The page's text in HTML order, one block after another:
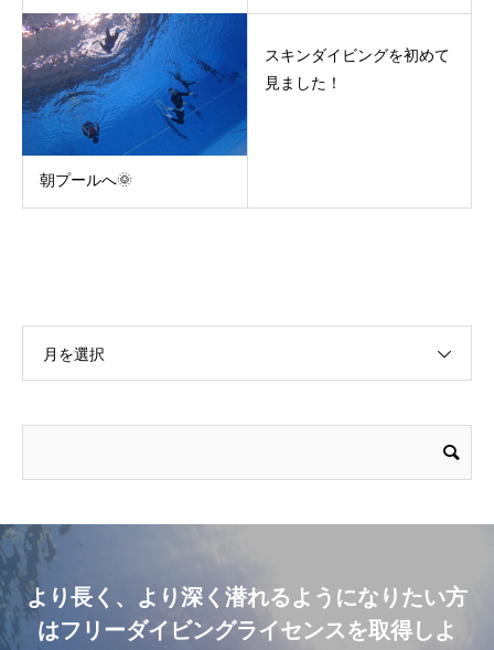
朝プールへ🌞
スキンダイビングを初めて
見ました！
月を選択
より長く、より深く潜れるようになりたい方
はフリーダイビングライセンスを取得しよ